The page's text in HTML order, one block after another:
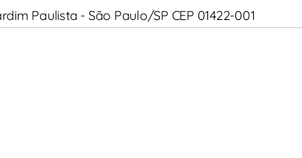
Paulista - São Paulo/SP CEP 01422-001